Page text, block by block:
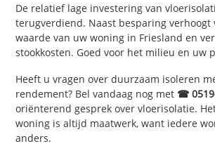
De relatief lage investering van
terugverdiend. Naast besparing verhoogt
waarde van uw woning in Friesland en
stookkosten. Goed voor het milieu en uw
Heeft u vragen over duurzaam isoleren
rendement? Bel vandaag nog met ☎
oriënterend gesprek over vloerisolatie.
woning is altijd maatwerk, want iedere
anders.